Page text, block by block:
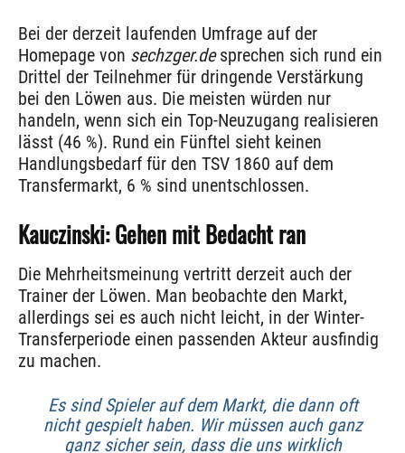
Bei der derzeit laufenden Umfrage auf der
Homepage von sechzger.desprechen sich rund ein
Drittel der Teilnehmer für dringende Verstärkung
bei den Löwen aus. Die meisten würden nur
handeln, wenn sich ein Top-Neuzugang realisieren
lässt (46 %). Rund ein Fünftel sieht keinen
Handlungsbedarf für den TSV 1860 auf dem
Transfermarkt, 6 % sind unentschlossen.
Kauczinski: Gehen mit Bedacht ran
Die Mehrheitsmeinung vertritt derzeit auch der
Trainer der Löwen. Man beobachte den Markt,
allerdings sei es auch nicht leicht, in der Winter-
Transferperiode einen passenden Akteur ausfindig
zu machen.
Es sind Spieler auf dem Markt, die dann oft
nicht gespielt haben. Wir müssen auch ganz
ganz sicher sein, dass die uns wirklich